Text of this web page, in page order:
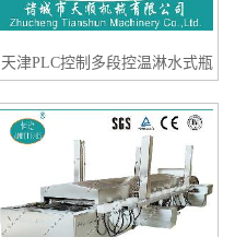
天津PLC控制多段控温淋水式瓶